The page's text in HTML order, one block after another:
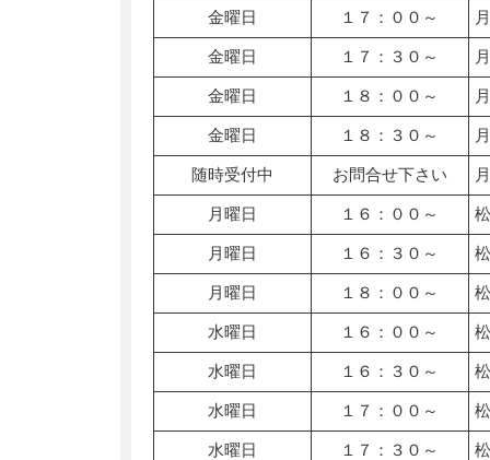
金曜日 １７：００～
金曜日 １７：３０～
金曜日 １８：００～
金曜日 １８：３０～
随時受付中 お問合せ下さい
月曜日 １６：００～
月曜日 １６：３０～
月曜日 １８：００～
水曜日 １６：００～
水曜日 １６：３０～
水曜日 １７：００～
水曜日 １７：３０～